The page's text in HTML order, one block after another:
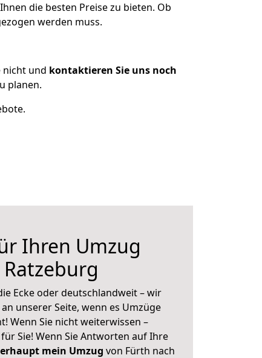
die besten Preise zu bieten. Ob
werden muss.
nicht und kontaktieren Sie uns noch
planen.
Ihren Umzug
Ecke oder deutschlandweit – wir
an unserer Seite, wenn es Umzüge
Wenn Sie nicht weiterwissen –
Sie! Wenn Sie Antworten auf Ihre
mein Umzug von Fürth nach